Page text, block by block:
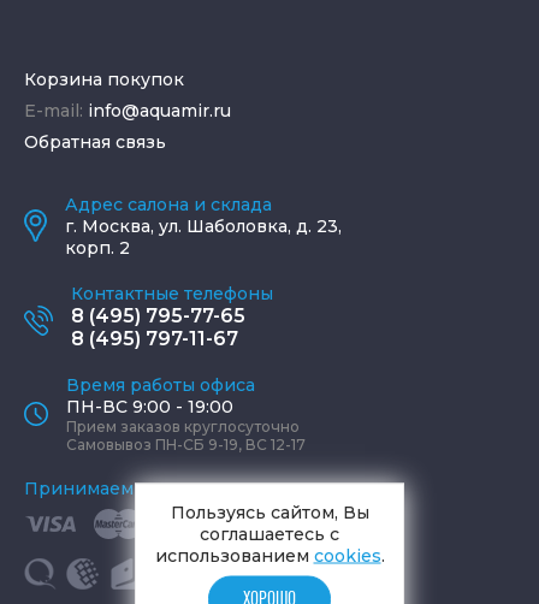
Корзина покупок
E-mail: info@aquamir.ru
Обратная связь
Адрес салона и склада
г. Москва, ул. Шаболовка, д. 23,
корп. 2
Контактные телефоны
8 (495) 795-77-65
8 (495) 797-11-67
Время работы офиса
ПН-ВС 9:00 - 19:00
Прием заказов круглосуточно
Самовывоз ПН-СБ 9-19, ВС 12-17
Принимаем к оплате
Пользуясь сайтом, Вы
соглашаетесь с
использованием cookies.
ХОРОШО